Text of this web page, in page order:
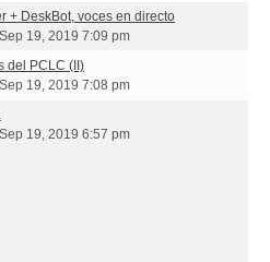
+ DeskBot, voces en directo
19, 2019 7:09 pm
del PCLC (II)
19, 2019 7:08 pm
19, 2019 6:57 pm